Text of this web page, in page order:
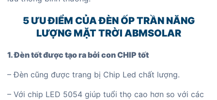
5 ƯU ĐIỂM CỦA ĐÈN ỐP TRẦN NĂNG
LƯỢNG MẶT TRỜI ABMSOLAR
1. Đèn tốt được tạo ra bởi con CHIP tốt
– Đèn cũng được trang bị Chip Led chất lượng.
– Với chip LED 5054 giúp tuổi thọ cao hơn so với các